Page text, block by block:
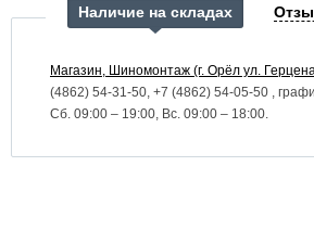
Наличие на складах
Магазин, Шиномонтаж (г. Орёл ул.
(4862) 54-31-50, +7 (4862) 54-05-50 ,
Сб. 09:00 – 19:00, Вс. 09:00 – 18:00.